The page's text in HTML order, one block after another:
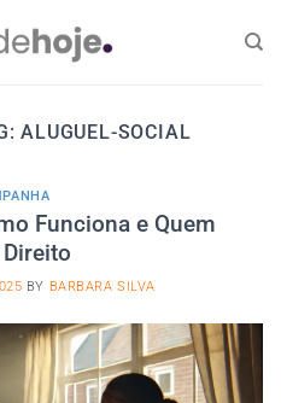
ALUGUEL-SOCIAL
Funciona e Quem
BY BARBARA SILVA